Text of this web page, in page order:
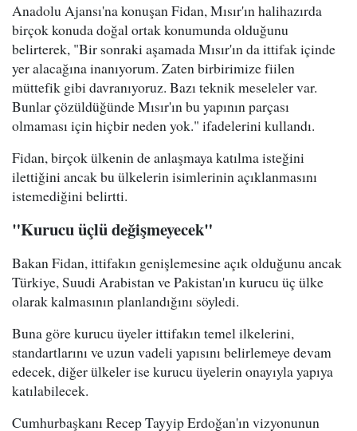
Anadolu Ajansı'na konuşan Fidan, Mısır'ın halihazırda
birçok konuda doğal ortak konumunda olduğunu
belirterek, "Bir sonraki aşamada Mısır'ın da ittifak içinde
yer alacağına inanıyorum. Zaten birbirimize fiilen
müttefik gibi davranıyoruz. Bazı teknik meseleler var.
Bunlar çözüldüğünde Mısır'ın bu yapının parçası
olmaması için hiçbir neden yok." ifadelerini kullandı.
Fidan, birçok ülkenin de anlaşmaya katılma isteğini
ilettiğini ancak bu ülkelerin isimlerinin açıklanmasını
istemediğini belirtti.
"Kurucu üçlü değişmeyecek"
Bakan Fidan, ittifakın genişlemesine açık olduğunu ancak
Türkiye, Suudi Arabistan ve Pakistan'ın kurucu üç ülke
olarak kalmasının planlandığını söyledi.
Buna göre kurucu üyeler ittifakın temel ilkelerini,
standartlarını ve uzun vadeli yapısını belirlemeye devam
edecek, diğer ülkeler ise kurucu üyelerin onayıyla yapıya
katılabilecek.
Cumhurbaşkanı Recep Tayyip Erdoğan'ın vizyonunun